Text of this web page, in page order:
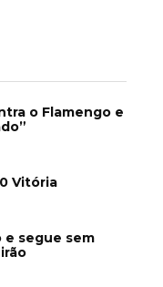
o Flamengo e
Vitória
e segue sem